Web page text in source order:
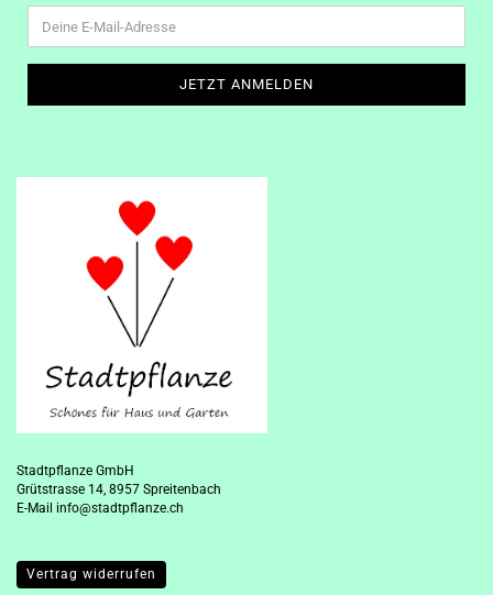
Stadtpflanze GmbH
Grütstrasse 14, 8957 Spreitenbach
E-Mail info@stadtpflanze.ch
Vertrag widerrufen